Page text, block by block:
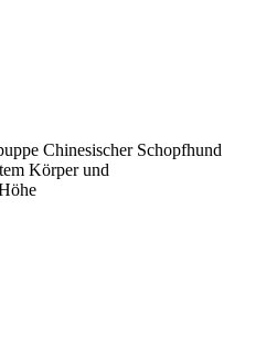
Chinesischer Schopfhund
Körper und